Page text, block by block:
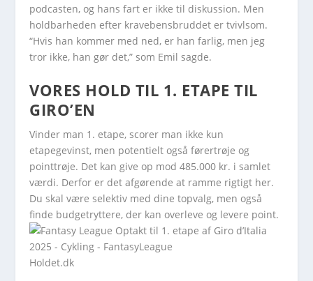
podcasten, og hans fart er ikke til diskussion. Men
holdbarheden efter kravebensbruddet er tvivlsom.
“Hvis han kommer med ned, er han farlig, men jeg
tror ikke, han gør det,” som Emil sagde.
VORES HOLD TIL 1. ETAPE TIL
GIRO’EN
Vinder man 1. etape, scorer man ikke kun
etapegevinst, men potentielt også førertrøje og
pointtrøje. Det kan give op mod 485.000 kr. i samlet
værdi. Derfor er det afgørende at ramme rigtigt her.
Du skal være selektiv med dine topvalg, men også
finde budgetryttere, der kan overleve og levere point.
Holdet.dk